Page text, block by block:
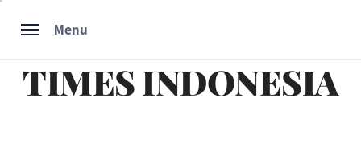
Menu
TIMES INDONESIA